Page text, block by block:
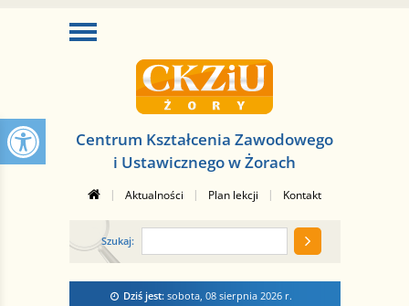
Centrum Kształcenia Zawodowego
i Ustawicznego w Żorach
| Aktualności | Plan lekcji | Kontakt
Szukaj:
Dziś jest: sobota, 08 sierpnia 2026r.